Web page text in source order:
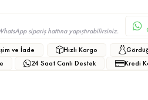
sipariş hattına yapıştırabilirsiniz.
ve İade Hızlı Kargo
24 Saat Canlı Destek Kredi